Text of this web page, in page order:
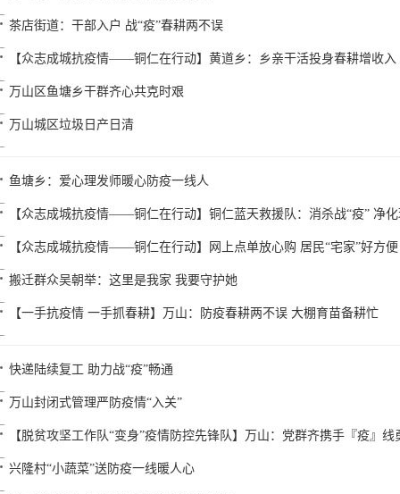
茶店街道：干部入户 战“疫”春耕两不误
【众志成城抗疫情——铜仁在行动】黄道乡：乡亲干活投身春耕增收入
万山区鱼塘乡干群齐心共克时艰
万山城区垃圾日产日清
鱼塘乡：爱心理发师暖心防疫一线人
【众志成城抗疫情——铜仁在行动】铜仁蓝天救援队：消杀战“疫” 净
【众志成城抗疫情——铜仁在行动】网上点单放心购 居民“宅家”好方便
搬迁群众吴朝举：这里是我家 我要守护她
【一手抗疫情 一手抓春耕】万山：防疫春耕两不误 大棚育苗备耕忙
快递陆续复工 助力战“疫”畅通
万山封闭式管理严防疫情“入关”
【脱贫攻坚工作队“变身”疫情防控先锋队】万山：党群齐携手『疫』线
兴隆村“小蔬菜”送防疫一线暖人心